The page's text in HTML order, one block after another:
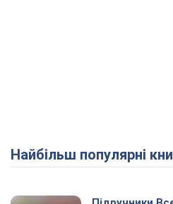
Найбільш популярні